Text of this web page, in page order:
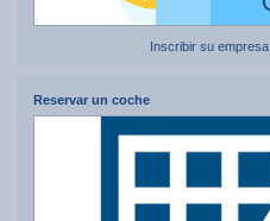
Inscribir su empresa
Reservar un coche